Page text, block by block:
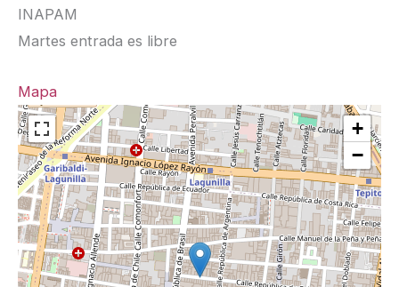
INAPAM
Martes entrada es libre
Mapa
+
−